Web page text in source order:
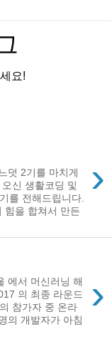
요!
›
덧 2기를 마치게
신 생활코딩 및
를 전해드립니다.
힘을 합쳐서 만든
›
에서 머신러닝 해
의 최종 라운드
참가자 중 온라
의 개발자가 아침